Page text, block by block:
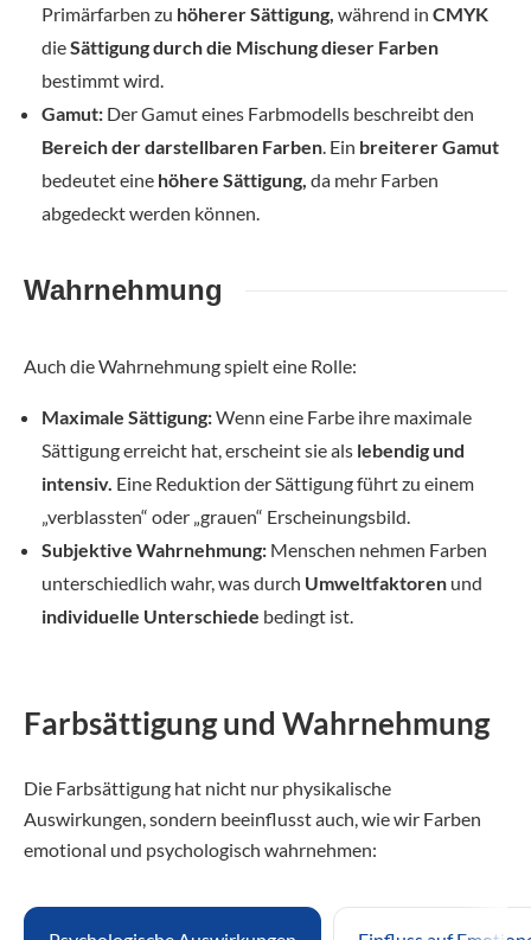
Primärfarben zu höherer Sättigung, während in CMYK
dieSättigung durch die Mischung dieser Farben
bestimmt wird.
Gamut: Der Gamut eines Farbmodells beschreibt den
Bereich der darstellbaren Farben . Ein breiterer Gamut
bedeutet eine höhere Sättigung, da mehr Farben
abgedeckt werden können.
Wahrnehmung
Auch die Wahrnehmung spielt eine Rolle:
Maximale Sättigung:Wenn eine Farbe ihre maximale
Sättigung erreicht hat, erscheint sie als lebendig und
intensiv. Eine Reduktion der Sättigung führt zu einem
„verblassten“ oder „grauen“ Erscheinungsbild.
Subjektive Wahrnehmung: Menschen nehmen Farben
unterschiedlich wahr, was durch Umweltfaktoren und
individuelle Unterschiede bedingt ist.
Farbsättigung und Wahrnehmung
Die Farbsättigung hat nicht nur physikalische
Auswirkungen, sondern beeinflusst auch, wie wir Farben
emotional und psychologisch wahrnehmen: